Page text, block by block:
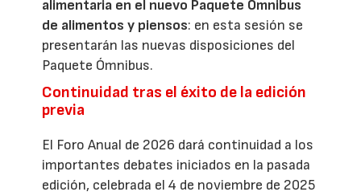
alimentaria en el nuevo Paquete Ómnibus
de alimentos y piensos: en esta sesión se
presentarán las nuevas disposiciones del
Paquete Ómnibus.
Continuidad tras el éxito de la edición
previa
El Foro Anual de 2026 dará continuidad a los
importantes debates iniciados en la pasada
edición, celebrada el 4 de noviembre de 2025